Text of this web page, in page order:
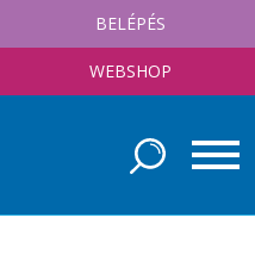
BELÉPÉS
WEBSHOP